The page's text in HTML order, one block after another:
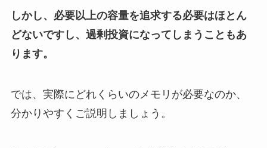
しかし、必要以上の容量を追求する必要はほとん
どないですし、過剰投資になってしまうこともあ
ります。
では、実際にどれくらいのメモリが必要なのか、
分かりやすくご説明しましょう。